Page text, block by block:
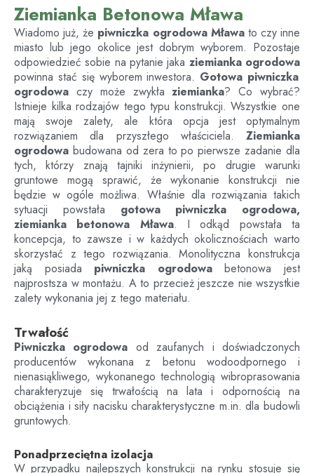
Ziemianka Betonowa Mława
Wiadomo już, że piwniczka ogrodowa Mława to czy inne
miasto lub jego okolice jest dobrym wyborem. Pozostaje
odpowiedzieć sobie na pytanie jaka ziemianka ogrodowa
powinna stać się wyborem inwestora. Gotowa piwniczka
ogrodowa czy może zwykłaziemianka? Co wybrać?
Istnieje kilka rodzajów tego typu konstrukcji. Wszystkie one
mają swoje zalety, ale która opcja jest optymalnym
rozwiązaniem dla przyszłego właściciela. Ziemianka
ogrodowa budowana od zera to po pierwsze zadanie dla
tych, którzy znają tajniki inżynierii, po drugie warunki
gruntowe mogą sprawić, że wykonanie konstrukcji nie
będzie w ogóle możliwa. Właśnie dla rozwiązania takich
sytuacji powstała gotowa piwniczka ogrodowa,
ziemianka betonowa Mława. I odkąd powstała ta
koncepcja, to zawsze i w każdych okolicznościach warto
skorzystać z tego rozwiązania. Monolityczna konstrukcja
jaką posiada piwniczka ogrodowabetonowa jest
najprostsza w montażu. A to przecież jeszcze nie wszystkie
zalety wykonania jej z tego materiału.
Trwałość
Piwniczka ogrodowa od zaufanych i doświadczonych
producentów wykonana z betonu wodoodpornego i
nienasiąkliwego, wykonanego technologią wibroprasowania
charakteryzuje się trwałością na lata i odpornością na
obciążenia i siły nacisku charakterystyczne m.in. dla budowli
gruntowych.
Ponadprzeciętna izolacja
W przypadku najlepszych konstrukcji na rynku stosuje się